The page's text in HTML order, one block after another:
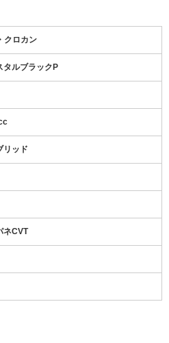
クロカン
タルブラックP
リッド
ネCVT